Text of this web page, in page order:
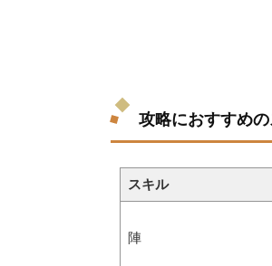
攻略におすすめ
スキル
陣